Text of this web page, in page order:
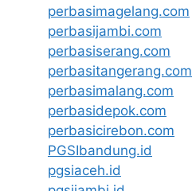
perbasimagelang.com
perbasijambi.com
perbasiserang.com
perbasitangerang.com
perbasimalang.com
perbasidepok.com
perbasicirebon.com
PGSIbandung.id
pgsiaceh.id